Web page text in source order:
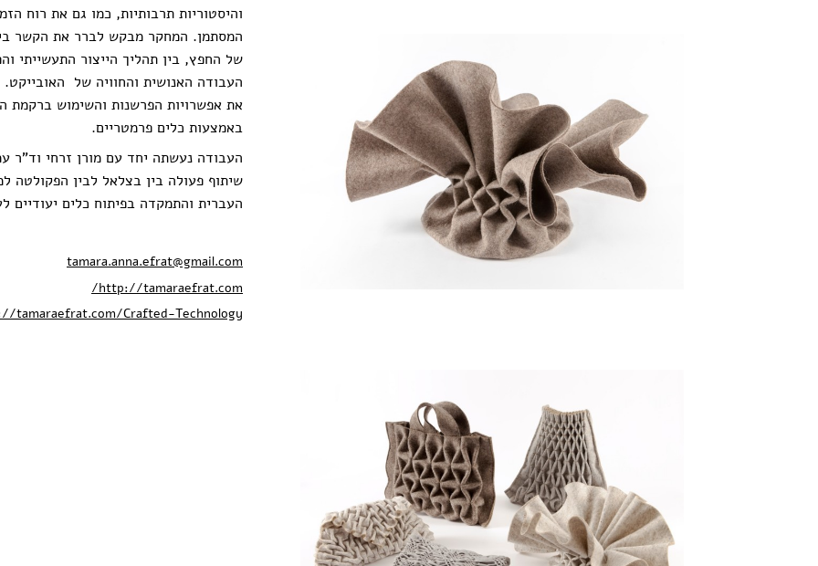
והיסטוריות תרבותיות, כמו גם את רוח
המסתמן. המחקר מבקש לברר את הקשר
של החפץ, בין תהליך הייצור התעשייתי
העבודה האנושית והחוויה של
את אפשרויות הפרשנות והשימוש ברקמת
באמצעות כלים פרמטריים.
העבודה נעשתה יחד עם מורן זרחי וד"ר
שיתוף פעולה בין בצלאל לבין הפקולטה
העברית והתמקדה בפיתוח כלים יעודיים
tamara.anna.efrat@gmail.com
http://tamaraefrat.com/
tamaraefrat.com/Crafted-Technology